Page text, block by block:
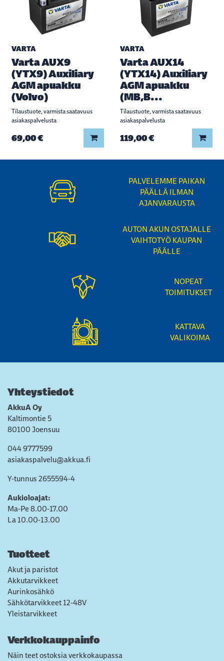
VARTA
Varta AUX9
(YTX9) Auxiliary
AGM apuakku
(Volvo)
Tilaustuote, varmista saatavuus
asiakaspalvelusta
69,00 € Lisää koriin
VARTA
Varta AUX14
(YTX14) Auxiliary
AGM apuakku
(MB,B...
Tilaustuote, varmista saatavuus
asiakaspalvelusta
119,00 €
PALVELEMME PAIKAN
PÄÄLLÄ ILMAN
AJANVARAUSTA
AUTON AKUN OSTAJALLE
VAIHTOTYÖ KAUPAN
PÄÄLLE
NOPEAT
TOIMITUKSET
KATTAVA
VALIKOIMA
Yhteystiedot
AkkuA Oy
Kaltimontie 5
80100 Joensuu
044 9777599
asiakaspalvelu@akkua.fi
Y-tunnus 2655594-4
Aukioloajat:
Ma-Pe 8.00-17.00
La 10.00-13.00
Tuotteet
Akut ja paristot
Akkutarvikkeet
Aurinkosähkö
Sähkötarvikkeet 12-48V
Yleistarvikkeet
Verkkokauppainfo
Näin teet ostoksia verkkokaupassa